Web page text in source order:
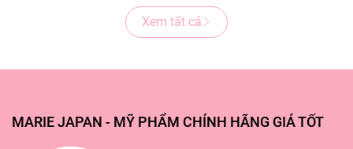
Xem tất cả
MARIE JAPAN - MỸ PHẨM CHÍNH HÃNG GIÁ TỐT